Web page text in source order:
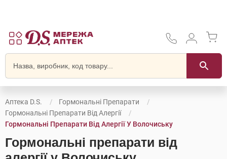
Аптека D.S.
Гормональні Препарати
Гормональні Препарати Від Алергії
Гормональні Препарати Від Алергії У Волочиську
Гормональні препарати від